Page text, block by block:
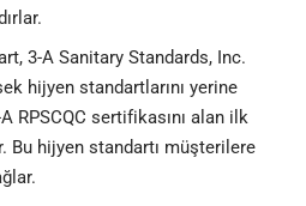
3-A Sanitary Standards, Inc.
hijyen standartlarını yerine
RPSCQC sertifikasını alan ilk
Bu hijyen standartı müşterilere